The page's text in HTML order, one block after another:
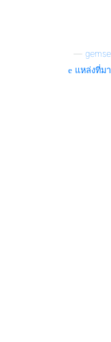
gemse
แหล่งที่มา